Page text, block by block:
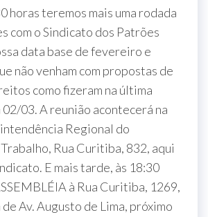
horas teremos mais uma rodada
com o Sindicato dos Patrões
data base de fevereiro e
não venham com propostas de
como fizeram na última
03. A reunião acontecerá na
Regional do
Rua Curitiba, 832, aqui
E mais tarde, às 18:30
à Rua Curitiba, 1269,
Av. Augusto de Lima, próximo